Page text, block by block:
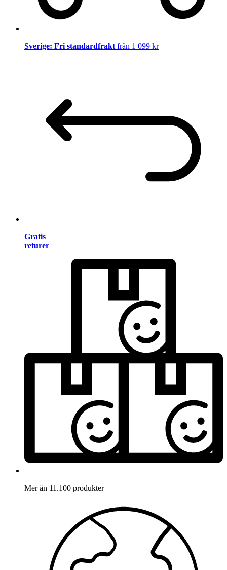
Sverige: Fri standardfrakt från 1 099 kr
Gratis
returer
Mer än 11.100 produkter